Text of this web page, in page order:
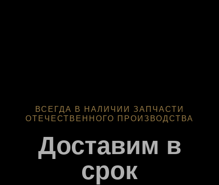
ВСЕГДА В НАЛИЧИИ ЗАПЧАСТИ
ОТЕЧЕСТВЕННОГО ПРОИЗВОДСТВА
Доставим в
срок